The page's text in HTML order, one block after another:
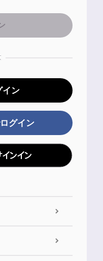
イン
グイン
ンイン